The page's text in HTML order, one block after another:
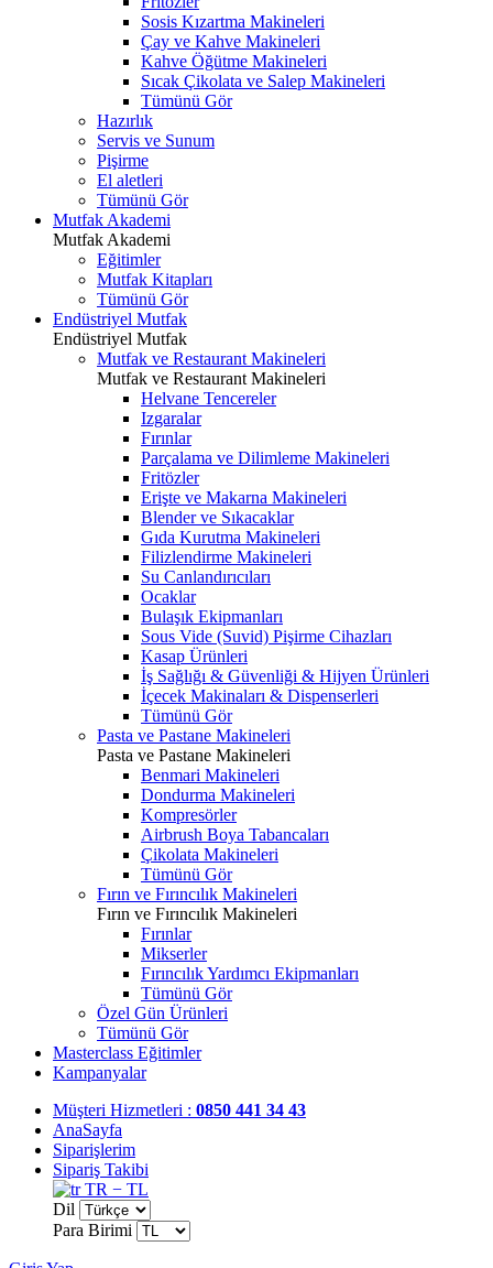
Sosis Kızartma Makineleri
Çay ve Kahve Makineleri
Kahve Öğütme Makineleri
Sıcak Çikolata ve Salep Makineleri
Tümünü Gör
Hazırlık
Servis ve Sunum
Pişirme
El aletleri
Tümünü Gör
Mutfak Akademi
Mutfak Akademi
Eğitimler
Mutfak Kitapları
Tümünü Gör
Endüstriyel Mutfak
Endüstriyel Mutfak
Mutfak ve Restaurant Makineleri
Mutfak ve Restaurant Makineleri
Helvane Tencereler
Izgaralar
Fırınlar
Parçalama ve Dilimleme Makineleri
Fritözler
Erişte ve Makarna Makineleri
Blender ve Sıkacaklar
Gıda Kurutma Makineleri
Filizlendirme Makineleri
Su Canlandırıcıları
Ocaklar
Bulaşık Ekipmanları
Sous Vide (Suvid) Pişirme Cihazları
Kasap Ürünleri
İş Sağlığı & Güvenliği & Hijyen Ürünleri
İçecek Makinaları & Dispenserleri
Tümünü Gör
Pasta ve Pastane Makineleri
Pasta ve Pastane Makineleri
Benmari Makineleri
Dondurma Makineleri
Kompresörler
Airbrush Boya Tabancaları
Çikolata Makineleri
Tümünü Gör
Fırın ve Fırıncılık Makineleri
Fırın ve Fırıncılık Makineleri
Fırınlar
Mikserler
Fırıncılık Yardımcı Ekipmanları
Tümünü Gör
Özel Gün Ürünleri
Tümünü Gör
Masterclass Eğitimler
Kampanyalar
Müşteri Hizmetleri : 0850 441 34 43
AnaSayfa
Siparişlerim
Sipariş Takibi
TR − TL
Dil
Para Birimi